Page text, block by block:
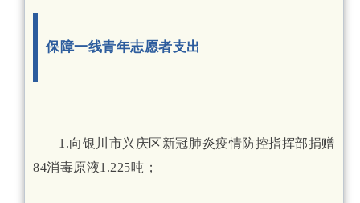
保障一线青年志愿者支出
1.向银川市兴庆区新冠肺炎疫情防控指挥部捐赠
84消毒原液1.225吨；